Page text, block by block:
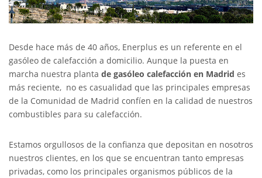
Desde hace más de 40 años, Enerplus es un referente en el
gasóleo de calefacción a domicilio. Aunque la puesta en
marcha nuestra planta de gasóleo calefacción en Madrid es
más reciente, no es casualidad que las principales empresas
de la Comunidad de Madrid confíen en la calidad de nuestros
combustibles para su calefacción.
Estamos orgullosos de la confianza que depositan en nosotros
nuestros clientes, en los que se encuentran tanto empresas
privadas, como los principales organismos públicos de la